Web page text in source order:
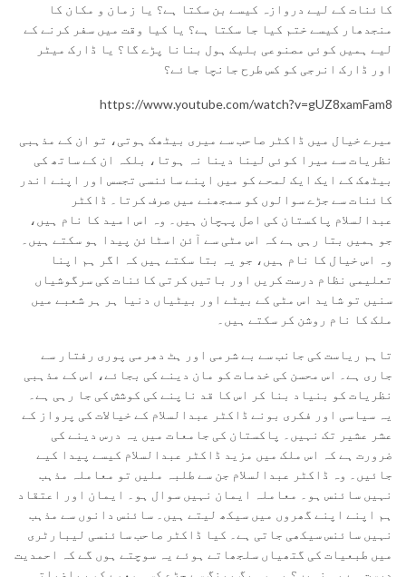
کائنات کے لیے دروازہ کیسے بن سکتا ہے؟ یا زمان و مکان کا
منجدھار کیسے ختم کیا جا سکتا ہے؟ یا کیا وقت میں سفر کرنے کے
لیے ہمیں کوئی مصنوعی بلیک ہول بنانا پڑے گا؟ یا ڈارک میٹر
اور ڈارک انرجی کو کس طرح جانچا جائے؟
https://www.youtube.com/watch?v=gUZ8xamFam8
میرے خیال میں ڈاکٹر صاحب سے میری بیٹھک ہوتی، تو ان کے مذہبی
نظریات سے میرا کوئی لینا دینا نہ ہوتا، بلکہ ان کے ساتھ کی
بیٹھک کے ایک ایک لمحے کو میں اپنے سائنسی تجسس اور اپنے اندر
کائنات سے جڑے سوالوں کو سمجھنے میں صرف کرتا۔ ڈاکٹر
عبدالسلام پاکستان کی اصل پہچان ہیں۔ وہ اس امید کا نام ہیں،
جو ہمیں بتا رہی ہے کہ اس مٹی سے آئن اسٹائن پیدا ہو سکتے ہیں۔
وہ اس خیال کا نام ہیں، جو یہ بتا سکتے ہیں کہ اگر ہم اپنا
تعلیمی نظام درست کریں اور باتیں کرتی کائنات کی سرگوشیاں
سنیں تو شاید اس مٹی کے بیٹے اور بیٹیاں دنیا ہر ہر شعبے میں
ملک کا نام روشن کر سکتے ہیں۔
تاہم ریاست کی جانب سے بے شرمی اور ہٹ دھرمی پوری رفتار سے
جاری ہے۔ اس محسن کی خدمات کو مان دینے کی بجائے، اس کے مذہبی
نظریات کو بنیاد بنا کر اس کا قد ناپنے کی کوشش کی جا رہی ہے۔
یہ سیاسی اور فکری بونے ڈاکٹر عبدالسلام کے خیالات کی پرواز کے
عشر عشیر تک نہیں۔ پاکستان کی جامعات میں یہ درس دینے کی
ضرورت ہے کہ اس ملک میں مزید ڈاکٹر عبدالسلام کیسے پیدا کیے
جائیں۔ وہ ڈاکٹر عبدالسلام جن سے طلبہ ملیں تو معاملہ مذہب
نہیں سائنس ہو۔ معاملہ ایمان نہیں سوال ہو۔ ایمان اور اعتقاد
ہم اپنے اپنے گھروں میں سیکھ لیتے ہیں۔ سائنس دانوں سے مذہب
نہیں سائنس سیکھی جاتی ہے۔ کیا ڈاکٹر صاحب سائنسی لیبارٹری
میں طبعیات کی گتھیاں سلجھاتے ہوئے یہ سوچتے ہوں گے کہ احمدیت
درست ہے یہ نہیں؟ یہ وہ بگ بینگ سے جڑے کسی معمے کو ریاضیاتی